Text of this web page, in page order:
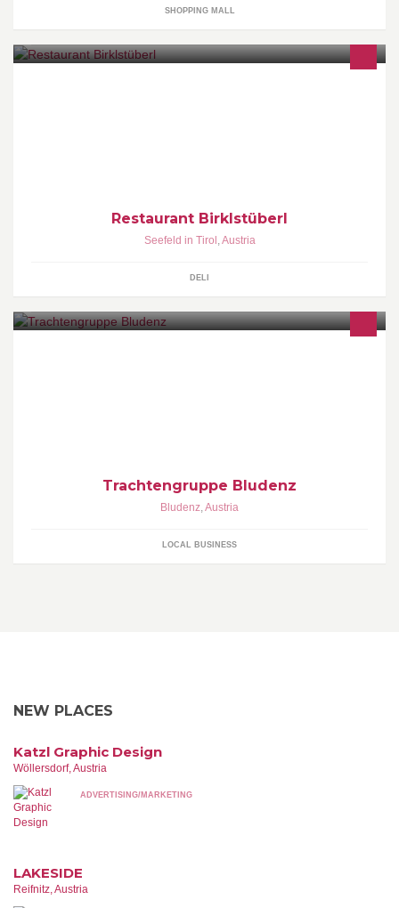
SHOPPING MALL
Restaurant Birklstüberl
Seefeld in Tirol ,Austria
DELI
Trachtengruppe Bludenz
Bludenz,Austria
LOCAL BUSINESS
NEW PLACES
Katzl Graphic Design
Wöllersdorf, Austria
ADVERTISING/MARKETING
LAKESIDE
Reifnitz, Austria